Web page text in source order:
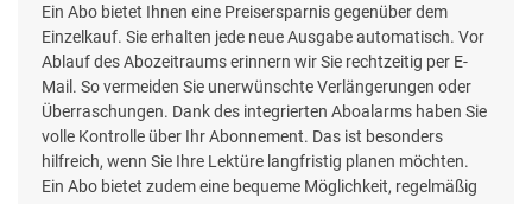
Ein Abo bietet Ihnen eine Preisersparnis gegenüber dem
Einzelkauf. Sie erhalten jede neue Ausgabe automatisch. Vor
Ablauf des Abozeitraums erinnern wir Sie rechtzeitig per E-
Mail. So vermeiden Sie unerwünschte Verlängerungen oder
Überraschungen. Dank des integrierten Aboalarms haben Sie
volle Kontrolle über Ihr Abonnement. Das ist besonders
hilfreich, wenn Sie Ihre Lektüre langfristig planen möchten.
Ein Abo bietet zudem eine bequeme Möglichkeit, regelmäßig